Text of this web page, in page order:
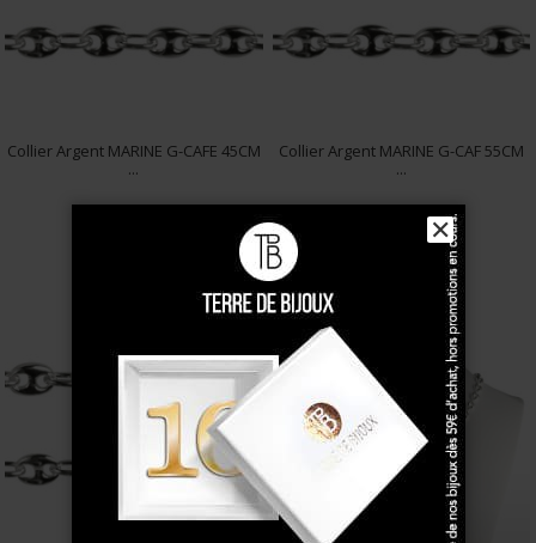
Collier Argent MARINE G-CAFE 45CM
...
Collier Argent MARINE G-CAF 55CM
...
✕